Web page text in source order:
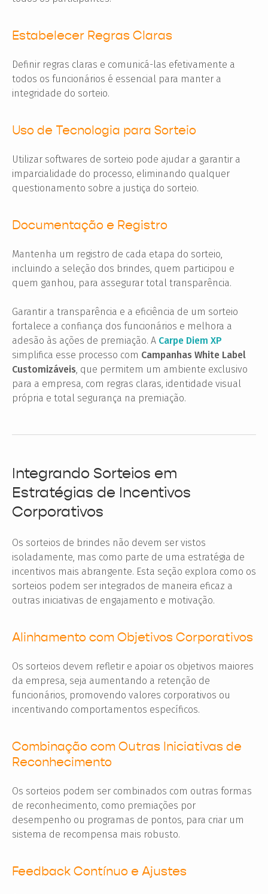
Estabelecer Regras Claras
Definir regras claras e comunicá-las efetivamente a
todos os funcionários é essencial para manter a
integridade do sorteio.
Uso de Tecnologia para Sorteio
Utilizar softwares de sorteio pode ajudar a garantir a
imparcialidade do processo, eliminando qualquer
questionamento sobre a justiça do sorteio.
Documentação e Registro
Mantenha um registro de cada etapa do sorteio,
incluindo a seleção dos brindes, quem participou e
quem ganhou, para assegurar total transparência.
Garantir a transparência e a eficiência de um sorteio
fortalece a confiança dos funcionários e melhora a
adesão às ações de premiação. A Carpe Diem XP
simplifica esse processo com Campanhas White Label
Customizáveis, que permitem um ambiente exclusivo
para a empresa, com regras claras, identidade visual
própria e total segurança na premiação.
Integrando Sorteios em
Estratégias de Incentivos
Corporativos
Os sorteios de brindes não devem ser vistos
isoladamente, mas como parte de uma estratégia de
incentivos mais abrangente. Esta seção explora como os
sorteios podem ser integrados de maneira eficaz a
outras iniciativas de engajamento e motivação.
Alinhamento com Objetivos Corporativos
Os sorteios devem refletir e apoiar os objetivos maiores
da empresa, seja aumentando a retenção de
funcionários, promovendo valores corporativos ou
incentivando comportamentos específicos.
Combinação com Outras Iniciativas de
Reconhecimento
Os sorteios podem ser combinados com outras formas
de reconhecimento, como premiações por
desempenho ou programas de pontos, para criar um
sistema de recompensa mais robusto.
Feedback Contínuo e Ajustes